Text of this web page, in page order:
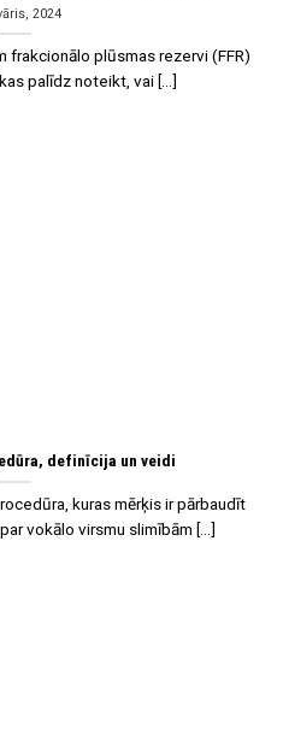
2024
frakcionālo plūsmas rezervi (FFR)
palīdz noteikt, vai [...]
definīcija un veidi
kuras mērķis ir pārbaudīt
vokālo virsmu slimībām [...]